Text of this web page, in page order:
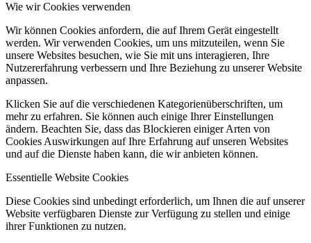
Wie wir Cookies verwenden
Wir können Cookies anfordern, die auf Ihrem Gerät eingestellt
werden. Wir verwenden Cookies, um uns mitzuteilen, wenn Sie
unsere Websites besuchen, wie Sie mit uns interagieren, Ihre
Nutzererfahrung verbessern und Ihre Beziehung zu unserer Website
anpassen.
Klicken Sie auf die verschiedenen Kategorienüberschriften, um
mehr zu erfahren. Sie können auch einige Ihrer Einstellungen
ändern. Beachten Sie, dass das Blockieren einiger Arten von
Cookies Auswirkungen auf Ihre Erfahrung auf unseren Websites
und auf die Dienste haben kann, die wir anbieten können.
Essentielle Website Cookies
Diese Cookies sind unbedingt erforderlich, um Ihnen die auf unserer
Website verfügbaren Dienste zur Verfügung zu stellen und einige
ihrer Funktionen zu nutzen.